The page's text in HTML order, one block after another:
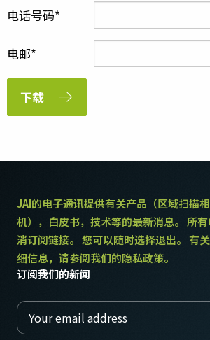
电话号码
电邮
下载
JAI的电子通讯提供有关产品（区域扫描
机），白皮书，技术等的最新消息。 所
消订阅链接。 您可以随时选择退出。 有
细信息，请参阅我们的隐私政策。
订阅我们的新闻